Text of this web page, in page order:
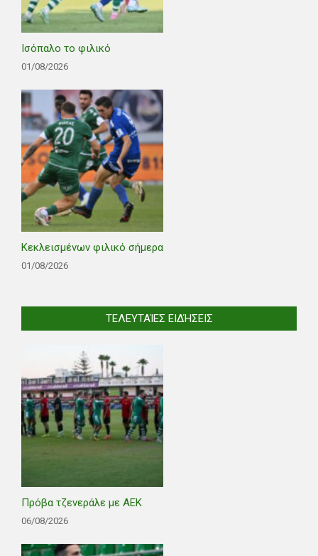
Ισόπαλο το φιλικό
01/08/2026
Κεκλεισμένων φιλικό σήμερα
01/08/2026
ΤΕΛΕΥΤΑΊΕΣ ΕΙΔΉΣΕΙΣ
Πρόβα τζενεράλε με ΑΕΚ
06/08/2026